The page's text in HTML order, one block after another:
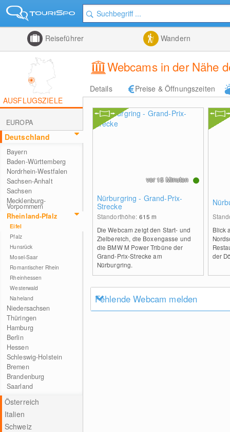
Reiseführer Wandern
Webcams in der Nähe
Details
Preise & Öffnungszeiten
AUSFLUGSZIELE
EUROPA
Deutschland
Bayern
Baden-Württemberg
Nordrhein-Westfalen
Sachsen-Anhalt
Sachsen
Mecklenburg-
Vorpommern
Rheinland-Pfalz
Eifel
Pfalz
Hunsrück
Mosel-Saar
Romantischer Rhein
Rheinhessen
Westerwald
Naheland
Niedersachsen
Thüringen
Hamburg
Berlin
Hessen
Schleswig-Holstein
Bremen
Brandenburg
Saarland
Österreich
Italien
Schweiz
Nürburgring - Grand-Prix-
Strecke
Standorthöhe: 615m
Die Webcam zeigt den Start- und
Zielbereich, die Boxengasse und
die BMW M Power Tribüne der
Grand-Prix-Strecke am
Nürburgring.
vor 15 Minuten
Blick
der
Fehlende Webcam melden